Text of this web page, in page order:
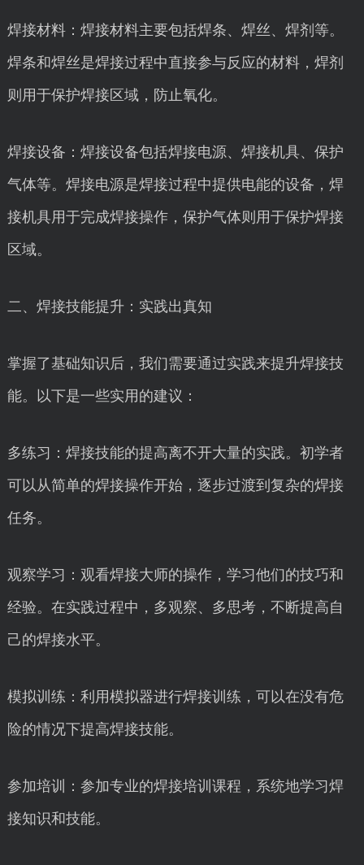
焊接材料：焊接材料主要包括焊条、焊丝、焊剂等。
焊条和焊丝是焊接过程中直接参与反应的材料，焊剂
则用于保护焊接区域，防止氧化。
焊接设备：焊接设备包括焊接电源、焊接机具、保护
气体等。焊接电源是焊接过程中提供电能的设备，焊
接机具用于完成焊接操作，保护气体则用于保护焊接
区域。
二、焊接技能提升：实践出真知
掌握了基础知识后，我们需要通过实践来提升焊接技
能。以下是一些实用的建议：
多练习：焊接技能的提高离不开大量的实践。初学者
可以从简单的焊接操作开始，逐步过渡到复杂的焊接
任务。
观察学习：观看焊接大师的操作，学习他们的技巧和
经验。在实践过程中，多观察、多思考，不断提高自
己的焊接水平。
模拟训练：利用模拟器进行焊接训练，可以在没有危
险的情况下提高焊接技能。
参加培训：参加专业的焊接培训课程，系统地学习焊
接知识和技能。